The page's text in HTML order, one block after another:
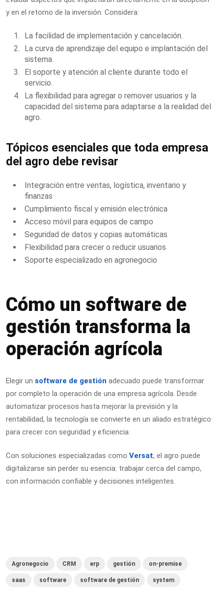
y en el retorno de la inversión. Considera:
La facilidad de implementación y cancelación.
La curva de aprendizaje del equipo e implantación del
sistema.
El soporte y atención al cliente durante todo el
servicio.
La flexibilidad para agregar o remover usuarios y la
capacidad del sistema para adaptarse a la realidad del
agro.
Tópicos esenciales que toda empresa
del agro debe revisar
Integración entre ventas, logística, inventario y
finanzas
Cumplimiento fiscal y emisión electrónica
Acceso móvil para equipos de campo
Seguridad de datos y copias automáticas
Flexibilidad para crecer o reducir usuarios
Soporte especializado en agronegocio
Cómo un software de
gestión transforma la
operación agrícola
Elegir un software de gestión adecuado puede transformar
por completo la operación de una empresa agrícola. Desde
automatizar procesos hasta mejorar la previsión y la
rentabilidad, la tecnología se convierte en un aliado estratégico
para crecer con seguridad y eficiencia.
Con soluciones especializadas como Versat, el agro puede
digitalizarse sin perder su esencia: trabajar cerca del campo,
con información confiable y decisiones inteligentes.
Agronegocio CRM erp gestión on-premise
saas software software de gestión system